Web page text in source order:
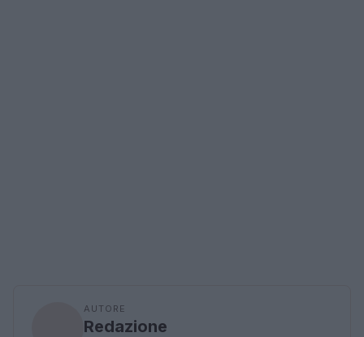
AUTORE
Redazione